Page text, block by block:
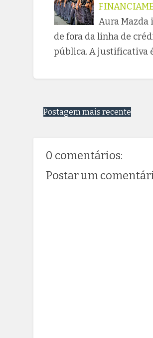
Aura Mazda
de fora da linha de
pública. A justificativa
Postagem mais recente
0 comentários:
Postar um